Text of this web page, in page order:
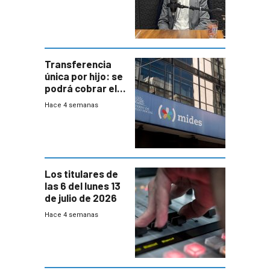
Transferencia
única por hijo: se
podrá cobrar el
100% en efectivo
Hace 4 semanas
Los titulares de
las 6 del lunes 13
de julio de 2026
Hace 4 semanas